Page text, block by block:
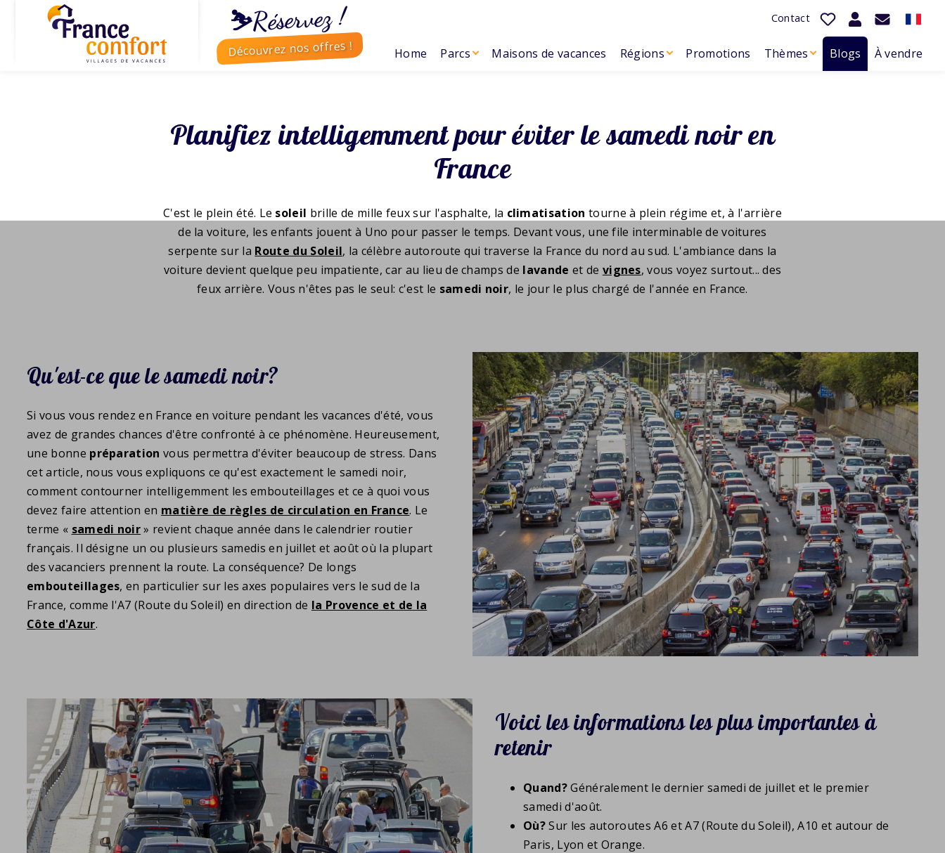
⛷️Réservez !
Découvrez nos offres !
Contact
Home Parcs Maisons de vacances Régions Promotions Thèmes Blogs À vendre
Planifiez intelligemment pour éviter le samedi noir en
France
C'est le plein été. Le soleil brille de mille feux sur l'asphalte, la climatisation tourne à plein régime et, à l'arrière
de la voiture, les enfants jouent à Uno pour passer le temps. Devant vous, une file interminable de voitures
serpente sur la Route du Soleil, la célèbre autoroute qui traverse la France du nord au sud. L'ambiance dans la
voiture devient quelque peu impatiente, car au lieu de champs de lavande et de vignes, vous voyez surtout... des
feux arrière. Vous n'êtes pas le seul: c'est le samedi noir, le jour le plus chargé de l'année en France.
Qu'est-ce que le samedi noir?
Si vous vous rendez en France en voiture pendant les vacances d'été, vous
avez de grandes chances d'être confronté à ce phénomène. Heureusement,
une bonne préparation vous permettra d'éviter beaucoup de stress. Dans
cet article, nous vous expliquons ce qu'est exactement le samedi noir,
comment contourner intelligemment les embouteillages et ce à quoi vous
devez faire attention en matière de règles de circulation en France. Le
terme « samedi noir» revient chaque année dans le calendrier routier
français. Il désigne un ou plusieurs samedis en juillet et août où la plupart
des vacanciers prennent la route. La conséquence? De longs
embouteillages, en particulier sur les axes populaires vers le sud de la
France, comme l'A7 (Route du Soleil) en direction de la Provence et de la
Côte d'Azur.
Voici les informations les plus importantes à
retenir
Quand?Généralement le dernier samedi de juillet et le premier
samedi d'août.
Où?Sur les autoroutes A6 et A7 (Route du Soleil), A10 et autour de
Paris, Lyon et Orange.